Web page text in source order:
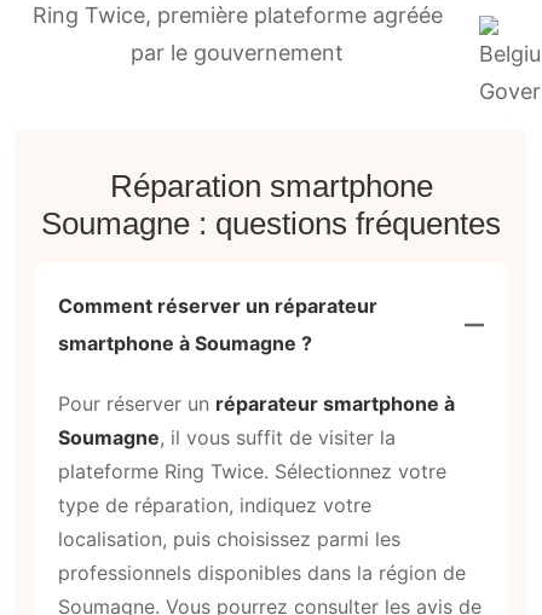
Ring Twice, première plateforme agréée
par le gouvernement
Réparation smartphone
Soumagne : questions fréquentes
Comment réserver un réparateur
smartphone à Soumagne ?
Pour réserver un réparateur smartphone à
Soumagne, il vous suffit de visiter la
plateforme Ring Twice. Sélectionnez votre
type de réparation, indiquez votre
localisation, puis choisissez parmi les
professionnels disponibles dans la région de
Soumagne. Vous pourrez consulter les avis de